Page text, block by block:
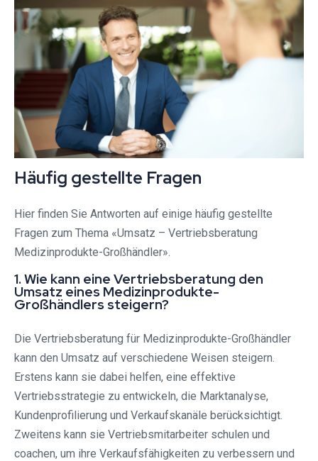
Häufig gestellte Fragen
Hier finden Sie Antworten auf einige häufig gestellte
Fragen zum Thema «Umsatz – Vertriebsberatung
Medizinprodukte-Großhändler».
1. Wie kann eine Vertriebsberatung den
Umsatz eines Medizinprodukte-
Großhändlers steigern?
Die Vertriebsberatung für Medizinprodukte-Großhändler
kann den Umsatz auf verschiedene Weisen steigern.
Erstens kann sie dabei helfen, eine effektive
Vertriebsstrategie zu entwickeln, die Marktanalyse,
Kundenprofilierung und Verkaufskanäle berücksichtigt.
Zweitens kann sie Vertriebsmitarbeiter schulen und
coachen, um ihre Verkaufsfähigkeiten zu verbessern und